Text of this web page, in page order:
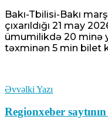
Bakı-Tbilisi-Bakı
çıxarıldığı 21 may
ümumilikdə 20 minə
təxminən 5 min bilet
Əvvəlki Yazı
Regionxeber